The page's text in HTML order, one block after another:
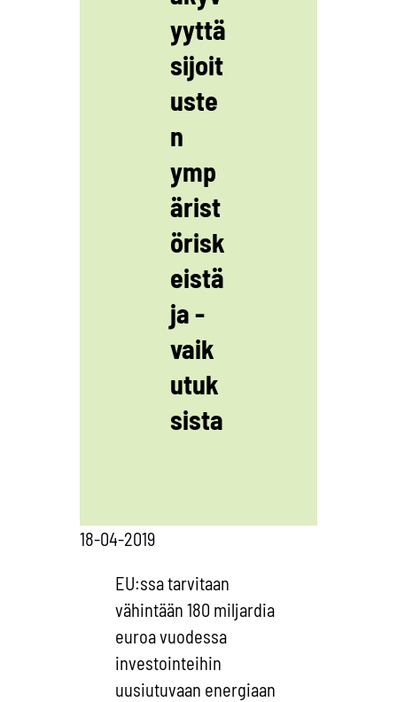
yyttä
sijoit
uste
n
ymp
ärist
örisk
eistä
ja -
vaik
utuk
sista
18-04-2019
EU:ssa tarvitaan
vähintään 180 miljardia
euroa vuodessa
investointeihin
uusiutuvaan energiaan